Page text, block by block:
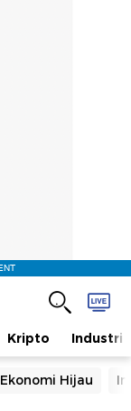
Kripto Industri
Ekonomi Hijau